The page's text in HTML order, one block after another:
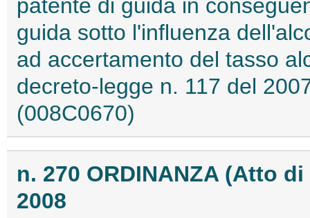
patente di guida in
guida sotto l'influenza
ad accertamento del tasso
decreto-legge n. 117 del
(008C0670)
n. 270 ORDINANZA (Atto
2008